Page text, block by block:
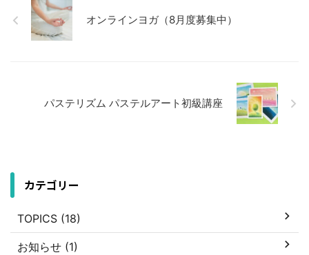
オンラインヨガ（8月度募集中）
パステリズム パステルアート初級講座
カテゴリー
TOPICS (18)
お知らせ (1)